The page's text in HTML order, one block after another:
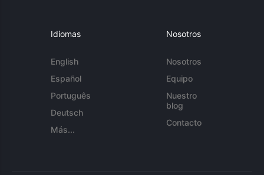
Idiomas
English
Español
Português
Deutsch
Más...
Nosotros
Nosotros
Equipo
Nuestro
blog
Contacto